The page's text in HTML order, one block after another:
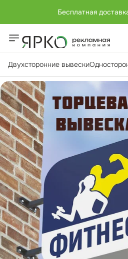
Бесплатная
Бесплатная
Двухсторонние вывески